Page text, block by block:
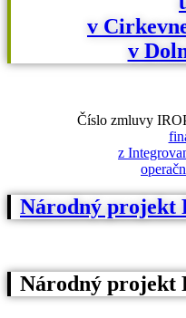
v
v
Číslo zmluvy
z
Národný projekt
Národný projekt